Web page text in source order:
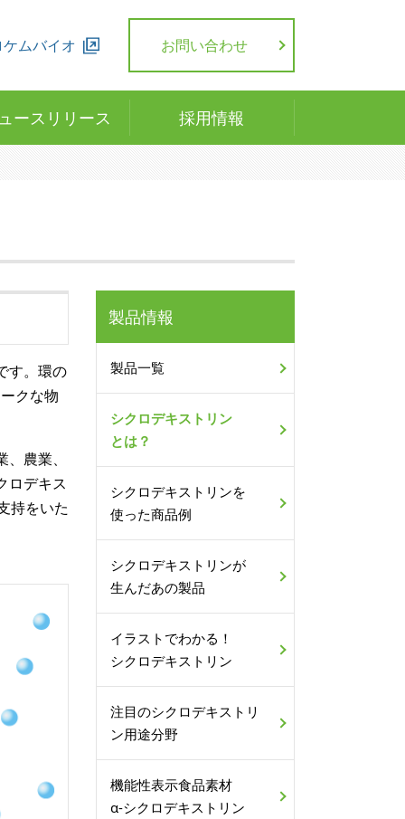
ムバイオ お問い合わせ
ースリリース 採用情報
す。環の
クな物
農業、
ロデキス
持をいた
製品情報
製品一覧
シクロデキストリン
とは？
シクロデキストリンを
使った商品例
シクロデキストリンが
生んだあの製品
イラストでわかる！
シクロデキストリン
注目のシクロデキストリ
ン用途分野
機能性表示食品素材
α-シクロデキストリン